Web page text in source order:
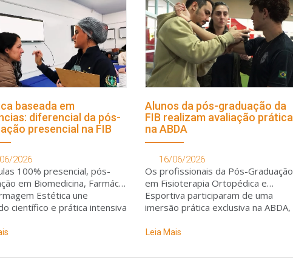
baseada em
diferencial da pós-
presencial na FIB
2026
100% presencial, pós-
em Biomedicina, Farmácia
Estética une
científico e prática intensiva
clínico e realizar
Alunos da pós-graduação da
FIB realizam avaliação prática
na ABDA
16/06/2026
Os profissionais da Pós-Graduação
em Fisioterapia Ortopédica e
Esportiva participaram de uma
imersão prática exclusiva na ABDA,
temporada do elenco de polo
Leia Mais